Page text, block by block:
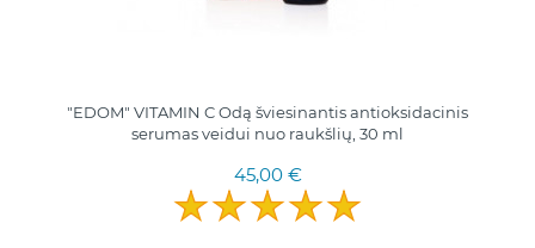
"EDOM" VITAMIN C Odą šviesinantis antioksidacinis
serumas veidui nuo raukšlių, 30 ml
45,00 €